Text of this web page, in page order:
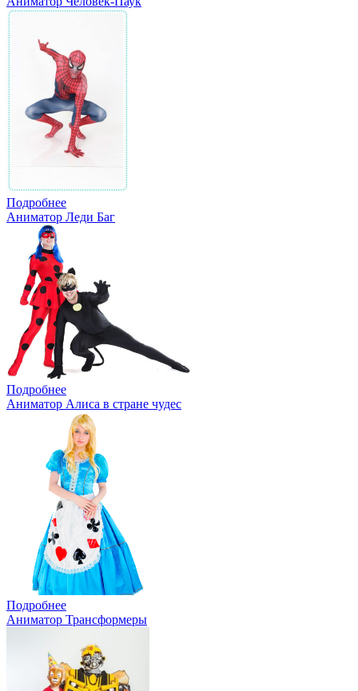
Подробнее
Аниматор Леди Баг
Подробнее
Аниматор Алиса в стране чудес
Подробнее
Аниматор Трансформеры